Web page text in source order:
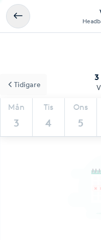
3
Mån
3
Tis
4
Ons
5
Tidigare